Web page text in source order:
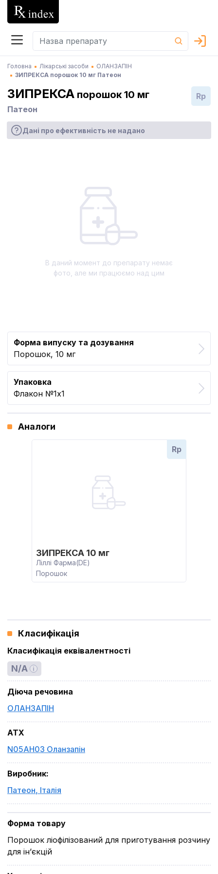
Головна Лікарські засоби
ОЛАНЗАПІН
ЗИПРЕКСА порошок 10 мг Патеон
ЗИПРЕКСА порошок 10 мг
Патеон
Rp
Дані про ефективність не надано
В даний момент до препарату немає
фото, але ми працюємо над цим
Форма випуску та дозування
Порошок, 10 мг
Упаковка
Флакон №1x1
Аналоги
Rp
ЗИПРЕКСА 10 мг
Ліллі Фарма(DE)
Порошок
Класифікація
Класифікація еквівалентності
N/A
Діюча речовина
ОЛАНЗАПІН
ATX
N05AH03 Оланзапін
Виробник:
Патеон, Італія
Форма товару
Порошок ліофілізований для приготування розчину
для ін’єкцій